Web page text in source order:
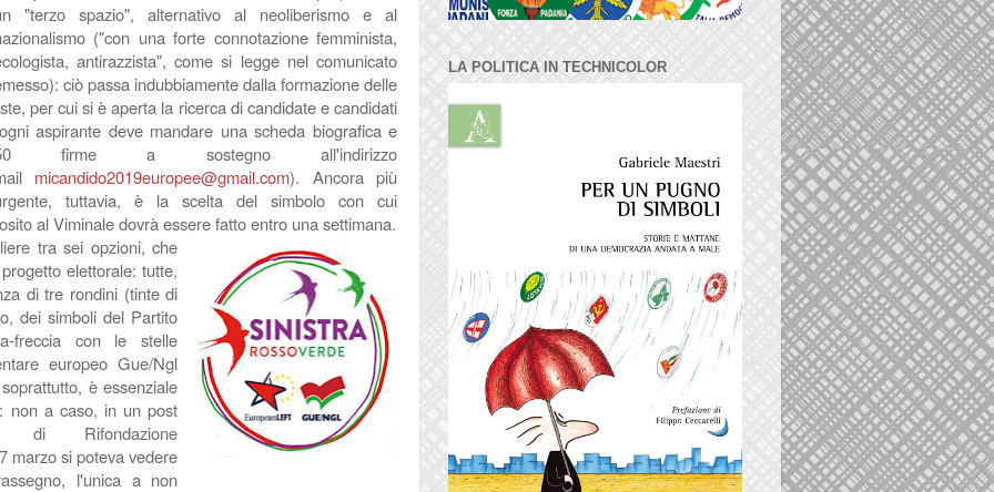
"terzo spazio", alternativo al neoliberismo e al
("con una forte connotazione femminista,
antirazzista", come si legge nel comunicato
ciò passa indubbiamente dalla formazione delle
per cui si è aperta la ricerca di candidate e candidati
aspirante deve mandare una scheda biografica e
firme a sostegno all'indirizzo
micandido2019europee@gmail.com). Ancora più
tuttavia, è la scelta del simbolo con cui
al Viminale dovrà essere fatto entro una settimana.
tra sei opzioni, che
elettorale: tutte,
di tre rondini (tinte di
dei simboli del Partito
freccia con le stelle
europeo Gue/Ngl
è essenziale
non a caso, in un post
di Rifondazione
marzo si poteva vedere
l'unica a non
LA POLITICA IN TECHNICOLOR